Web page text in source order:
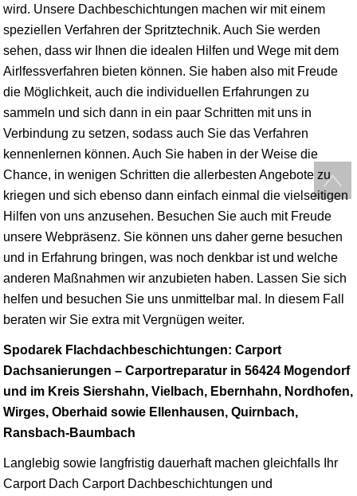
wird. Unsere Dachbeschichtungen machen wir mit einem
speziellen Verfahren der Spritztechnik. Auch Sie werden
sehen, dass wir Ihnen die idealen Hilfen und Wege mit dem
Airlfessverfahren bieten können. Sie haben also mit Freude
die Möglichkeit, auch die individuellen Erfahrungen zu
sammeln und sich dann in ein paar Schritten mit uns in
Verbindung zu setzen, sodass auch Sie das Verfahren
kennenlernen können. Auch Sie haben in der Weise die
Chance, in wenigen Schritten die allerbesten Angebote zu
kriegen und sich ebenso dann einfach einmal die vielseitigen
Hilfen von uns anzusehen. Besuchen Sie auch mit Freude
unsere Webpräsenz. Sie können uns daher gerne besuchen
und in Erfahrung bringen, was noch denkbar ist und welche
anderen Maßnahmen wir anzubieten haben. Lassen Sie sich
helfen und besuchen Sie uns unmittelbar mal. In diesem Fall
beraten wir Sie extra mit Vergnügen weiter.
Spodarek Flachdachbeschichtungen: Carport
Dachsanierungen – Carportreparatur in 56424 Mogendorf
und im Kreis Siershahn, Vielbach, Ebernhahn, Nordhofen,
Wirges, Oberhaid sowie Ellenhausen, Quirnbach,
Ransbach-Baumbach
Langlebig sowie langfristig dauerhaft machen gleichfalls Ihr
Carport Dach Carport Dachbeschichtungen und